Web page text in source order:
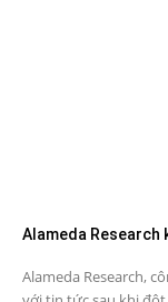
Alameda Research
Alameda Research,